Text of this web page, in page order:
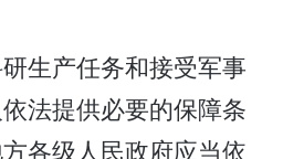
生产任务和接受军事
法提供必要的保障条
各级人民政府应当依